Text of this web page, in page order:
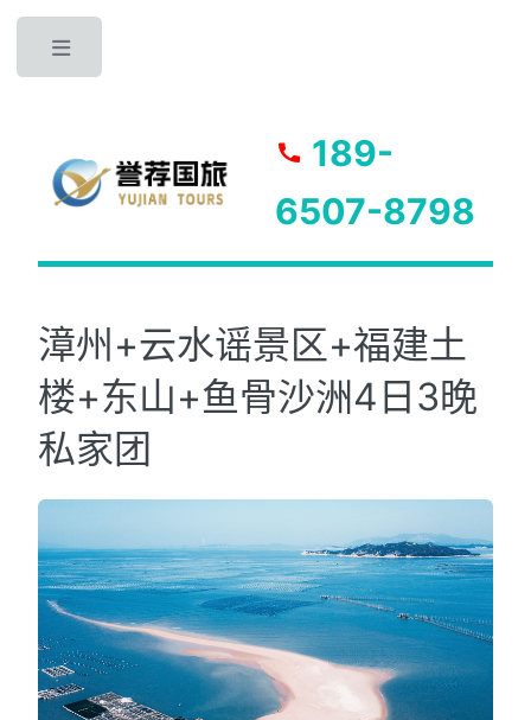
189-
6507-8798
漳州+云水谣景区+福建土
楼+东山+鱼骨沙洲4日3晚
私家团